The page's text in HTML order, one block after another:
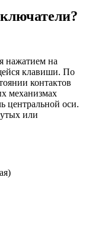
нажатием на
клавиши. По
контактов
механизмах
центральной оси.
или